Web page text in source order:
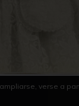
verse a